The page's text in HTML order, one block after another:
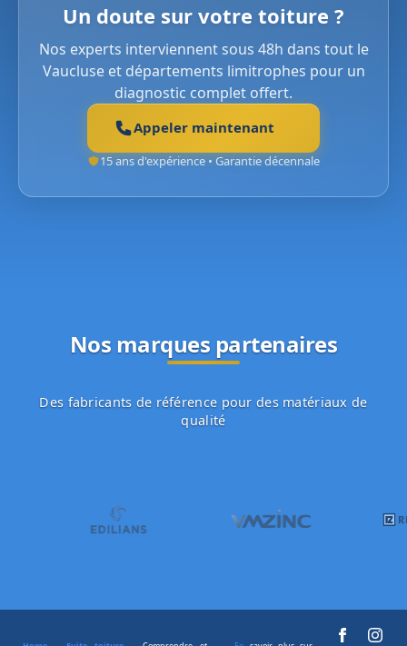
Un doute sur votre toiture ?
Nos experts interviennent sous 48h dans tout le
Vaucluse et départements limitrophes pour un
diagnostic complet offert.
Appeler maintenant
15 ans d'expérience • Garantie décennale
Nos marques partenaires
Des fabricants de référence pour des matériaux de
qualité